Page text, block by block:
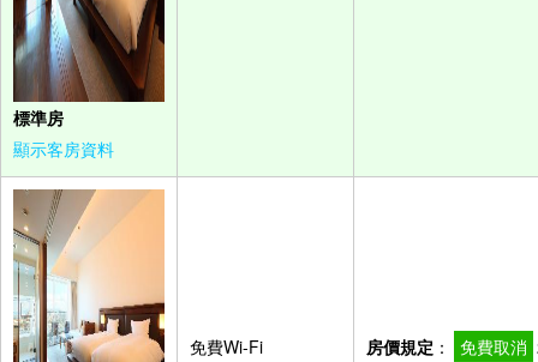
標準房
顯示客房資料
免費Wi-Fi 房價規定 ： 免費取消